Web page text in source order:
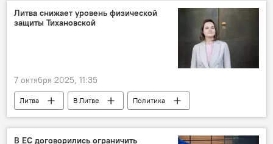
общество
рождаемость
Литва снижает уровень физической
защиты Тихановской
7 октября 2025, 11:35
Литва В Литве
Политика
политика
Светлана Тихановская
МИД Литвы
В ЕС договорились ограничить